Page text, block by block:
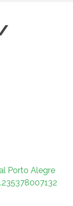
Porto Alegre